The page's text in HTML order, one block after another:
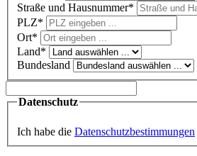
Straße und Hausnummer*
PLZ*
Ort*
Land*
Bundesland
Datenschutz
Ich habe die Datenschutzbestimmungen